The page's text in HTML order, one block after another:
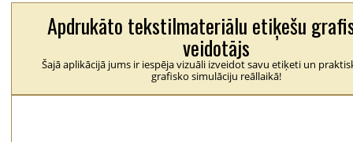
Apdrukāto tekstilmateriālu etiķešu
veidotājs
Šajā aplikācijā jums ir iespēja vizuāli izveidot savu etiķeti un
grafisko simulāciju reāllaikā!